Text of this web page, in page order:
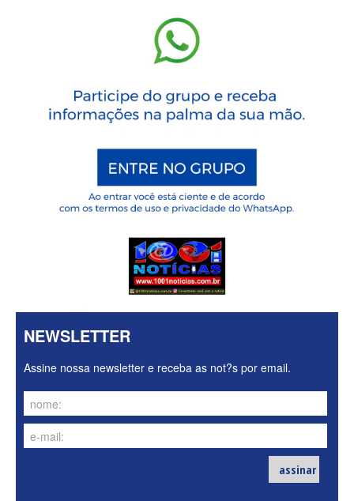
NEWSLETTER
Assine nossa newsletter e receba as not?s por email.